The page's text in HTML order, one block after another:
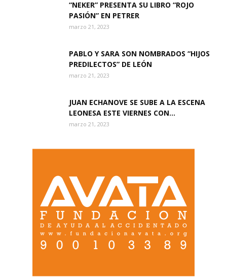
“NEKER” PRESENTA SU LIBRO “ROJO
PASIÓN” EN PETRER
marzo 21, 2023
PABLO Y SARA SON NOMBRADOS “HIJOS
PREDILECTOS” DE LEÓN
marzo 21, 2023
JUAN ECHANOVE SE SUBE A LA ESCENA
LEONESA ESTE VIERNES CON...
marzo 21, 2023